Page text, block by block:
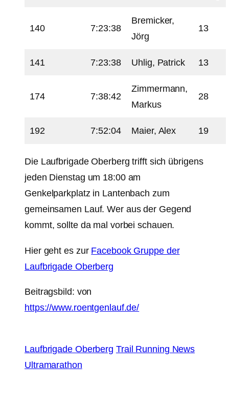
140 7:23:38
Bremicker,
Jörg
13
141 7:23:38 Uhlig, Patrick 13
174 7:38:42
Zimmermann,
Markus
28
192 7:52:04 Maier, Alex 19
Die Laufbrigade Oberberg trifft sich übrigens
jeden Dienstag um 18:00 am
Genkelparkplatz in Lantenbach zum
gemeinsamen Lauf. Wer aus der Gegend
kommt, sollte da mal vorbei schauen.
Hier geht es zur Facebook Gruppe der
Laufbrigade Oberberg
Beitragsbild: von
https://www.roentgenlauf.de/
Laufbrigade Oberberg Trail Running News
Ultramarathon